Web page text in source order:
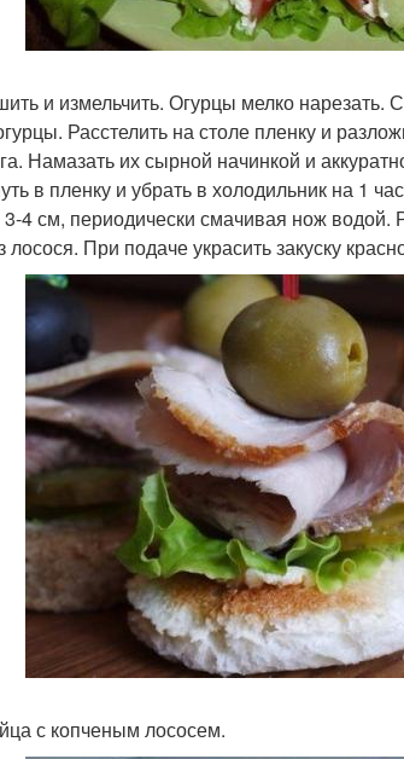
и измельчить. Огурцы мелко
Расстелить на столе пленку и
Намазать их сырной начинкой и
в пленку и убрать в холодильник на 1
4 см, периодически смачивая нож водой.
лосося. При подаче украсить закуску
с копченым лососем.